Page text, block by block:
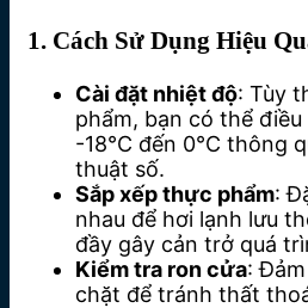
1. Cách Sử Dụng Hiệu
Cài đặt nhiệt độ: Tùy
phẩm, bạn có thể
-18°C đến 0°C thông
thuật số.
Sắp xếp thực phẩm:
nhau để hơi lạnh lưu
đầy gây cản trở quá
Kiểm tra ron cửa:
chặt để tránh thất